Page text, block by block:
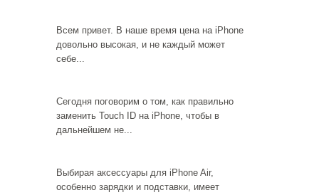
Всем привет. В наше время цена на iPhone
довольно высокая, и не каждый может
себе...
Сегодня поговорим о том, как правильно
заменить Touch ID на iPhone, чтобы в
дальнейшем не...
Выбирая аксессуары для iPhone Air,
особенно зарядки и подставки, имеет